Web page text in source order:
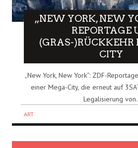
„NEW YORK, NEW
REPORTAGE
(GRAS-)RÜCKKEHR
CITY
„New York, New York“: ZDF-
einer Mega-City, die erneut auf
Legalisierung
ART